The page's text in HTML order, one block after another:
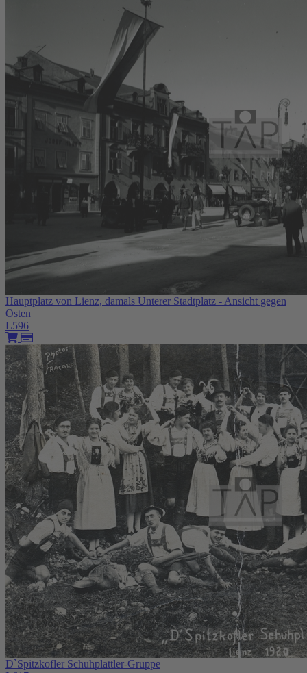
Hauptplatz von Lienz, damals Unterer Stadtplatz - Ansicht gegen
Osten
L596
D`Spitzkofler Schuhplattler-Gruppe